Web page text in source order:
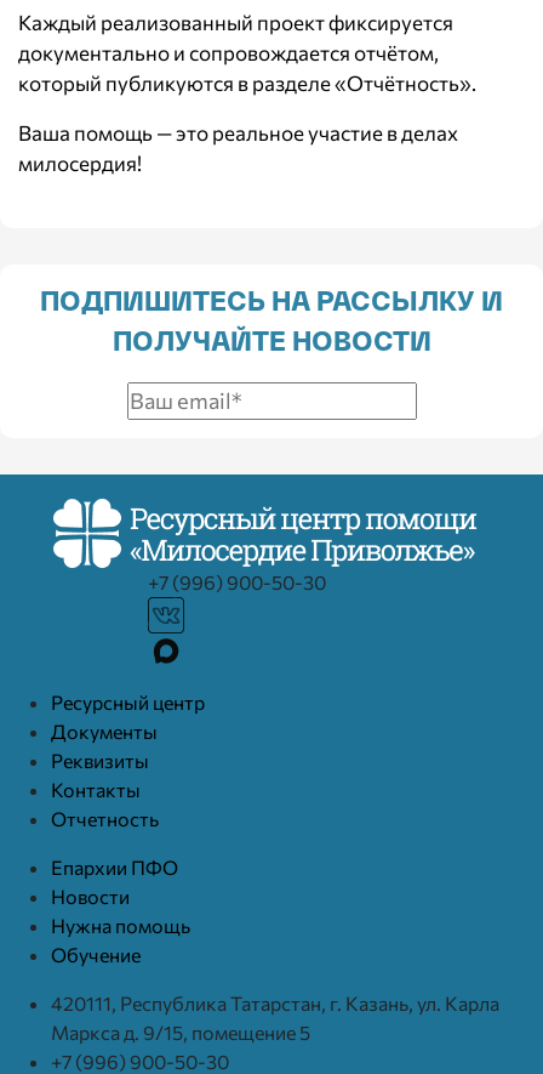
Каждый реализованный проект фиксируется
документально и сопровождается отчётом,
который публикуются в разделе«Отчётность».
Ваша помощь — это реальное участие в делах
милосердия!
ПОДПИШИТЕСЬ НА РАССЫЛКУ И
ПОЛУЧАЙТЕ НОВОСТИ
+7 (996) 900-50-30
Ресурcный центр
Документы
Реквизиты
Контакты
Отчетность
Епархии ПФО
Новости
Нужна помощь
Обучение
420111, Республика Татарстан, г. Казань, ул. Карла
Маркса д. 9/15, помещение 5
+7 (996) 900-50-30